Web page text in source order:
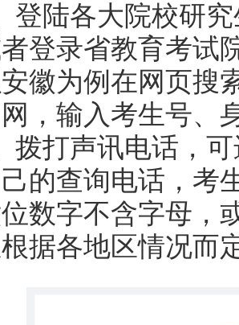
陆各大院校研究
登录省教育考试
为例在网页搜索
，输入考生号、
打声讯电话，可
的查询电话，考
数字不含字母，
据各地区情况而